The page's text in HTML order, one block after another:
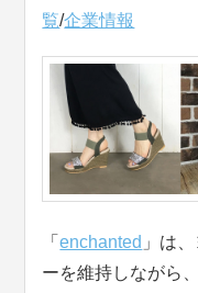
覧/企業情報
「enchanted 」は
ーを維持しながら